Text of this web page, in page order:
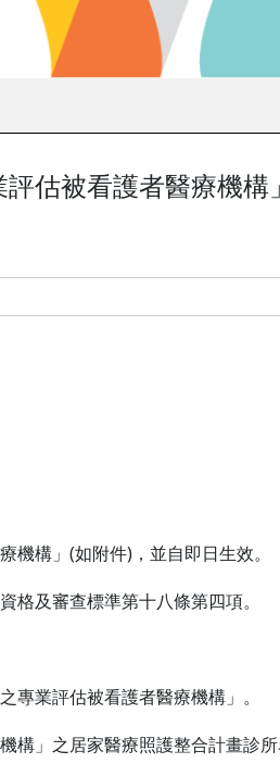
估被看護者醫療機構
構」(如附件)，並自即日生效。
及審查標準第十八條第四項。
業評估被看護者醫療機構」。
」之居家醫療照護整合計畫診所